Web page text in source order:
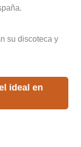
su discoteca y
ideal en